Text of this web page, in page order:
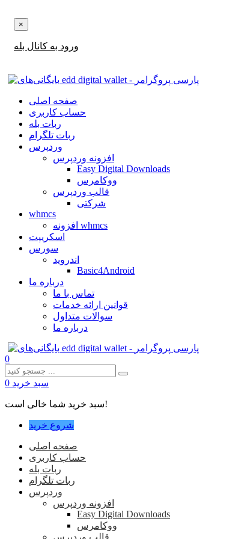
×
ورود به کانال بله
صفحه اصلی
حساب کاربری
ربات بله
ربات تلگرام
وردپرس
افزونه وردپرس
Easy Digital Downloads
ووکامرس
قالب وردپرس
شرکتی
whmcs
افزونه whmcs
اسکریپت
سورس
اندروید
Basic4Android
درباره ما
تماس با ما
قوانین ارائه خدمات
سوالات متداول
درباره ما
0
سبد خرید 0
سبد خرید شما خالی است!
شروع خرید
صفحه اصلی
حساب کاربری
ربات بله
ربات تلگرام
وردپرس
افزونه وردپرس
Easy Digital Downloads
ووکامرس
قالب وردپرس